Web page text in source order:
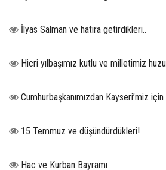
İlyas Salman ve hatıra getirdikleri..
Hicri yılbaşımız kutlu ve milletimiz
Cumhurbaşkanımızdan Kayseri’miz
15 Temmuz ve düşündürdükleri!
Hac ve Kurban Bayramı